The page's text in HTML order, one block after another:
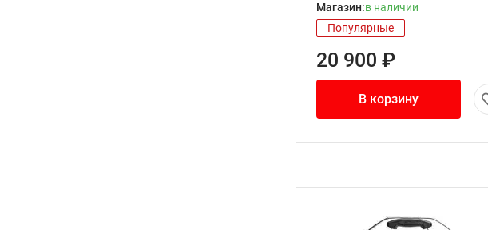
Магазин:в наличии
Популярные
20 900 ₽
В корзину